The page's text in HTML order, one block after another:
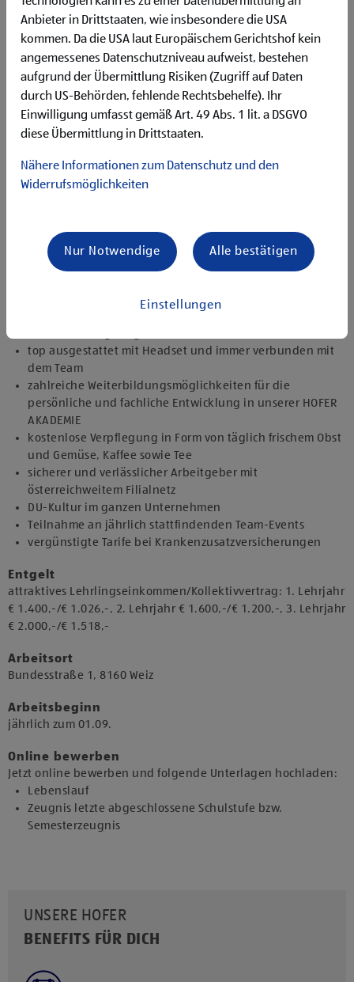
Flexibilität für Früh- und Spätdienste (Montag bis
Samstag)
Begeisterung im Handel zu arbeiten und den
Unternehmenserfolg mitzugestalten
Freude an der Arbeit im Team für ein motiviertes
Miteinander
Bereitschaft zu körperlich anspruchsvollen Tätigkeiten
freundlich im Umgang mit Kund:innen für eine
zuverlässige und organisierte Arbeitsweise zur
gewissenhaften Erledigung der Aufgaben
1.000 € HOFER Reisen- oder Warengutschein und
zusätzlich 1.500 € bei ausgezeichnetem Erfolg
Erfolgsprämien bei positivem Lehrabschluss (guter Erfolg:
top ausgestattet mit Headset und immer verbunden mit
dem Team
zahlreiche Weiterbildungsmöglichkeiten für die
persönliche und fachliche Entwicklung in unserer HOFER
AKADEMIE
kostenlose Verpflegung in Form von täglich frischem Obst
und Gemüse, Kaffee sowie Tee
sicherer und verlässlicher Arbeitgeber mit
österreichweitem Filialnetz
DU-Kultur im ganzen Unternehmen
Teilnahme an jährlich stattfindenden Team-Events
vergünstigte Tarife bei Krankenzusatzversicherungen
Entgelt
attraktives Lehrlingseinkommen/Kollektivvertrag: 1. Lehrjahr
€ 1.400,-/€ 1.026,-, 2. Lehrjahr € 1.600,-/€ 1.200,-, 3. Lehrjahr
€ 2.000,-/€ 1.518,-
Arbeitsort
​Bundesstraße 1, 8160 Weiz​​
Arbeitsbeginn
jährlich zum 01.09.​
Online bewerben
Jetzt online bewerben und folgende Unterlagen hochladen:
Lebenslauf
Zeugnis letzte abgeschlossene Schulstufe bzw.
Semesterzeugnis
UNSERE HOFER
BENEFITS FÜR DICH
Anbieter in Drittstaaten, wie insbesondere die USA
kommen. Da die USA laut Europäischem Gerichtshof kein
angemessenes Datenschutzniveau aufweist, bestehen
aufgrund der Übermittlung Risiken (Zugriff auf Daten
durch US-Behörden, fehlende Rechtsbehelfe). Ihr
Einwilligung umfasst gemäß Art. 49 Abs. 1 lit. a DSGVO
diese Übermittlung in Drittstaaten.
Nähere Informationen zum Datenschutz und den
Widerrufsmöglichkeiten
Einstellungen
Nur Notwendige Alle bestätigen